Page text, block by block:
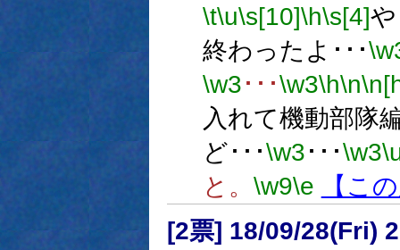
\t\u\s[10]\h\s[4]
終わったよ･･･
\w3･･･\w3\h\n
入れて機動部隊
ど･･･\w3･･･\w3
と。 \w9\e
【こ
[2票] 18/09/28(Fri)